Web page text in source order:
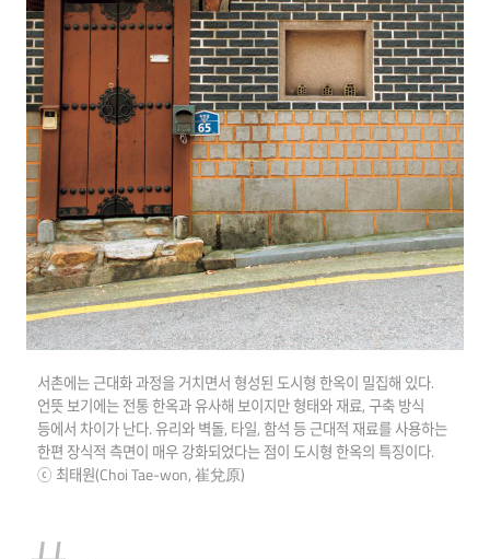
서촌에는 근대화 과정을 거치면서 형성된 도시형 한옥이 밀집해 있다.
언뜻 보기에는 전통 한옥과 유사해 보이지만 형태와 재료, 구축 방식
등에서 차이가 난다. 유리와 벽돌, 타일, 함석 등 근대적 재료를 사용하는
한편 장식적 측면이 매우 강화되었다는 점이 도시형 한옥의 특징이다.
ⓒ 최태원(Choi Tae-won, 崔兌原)